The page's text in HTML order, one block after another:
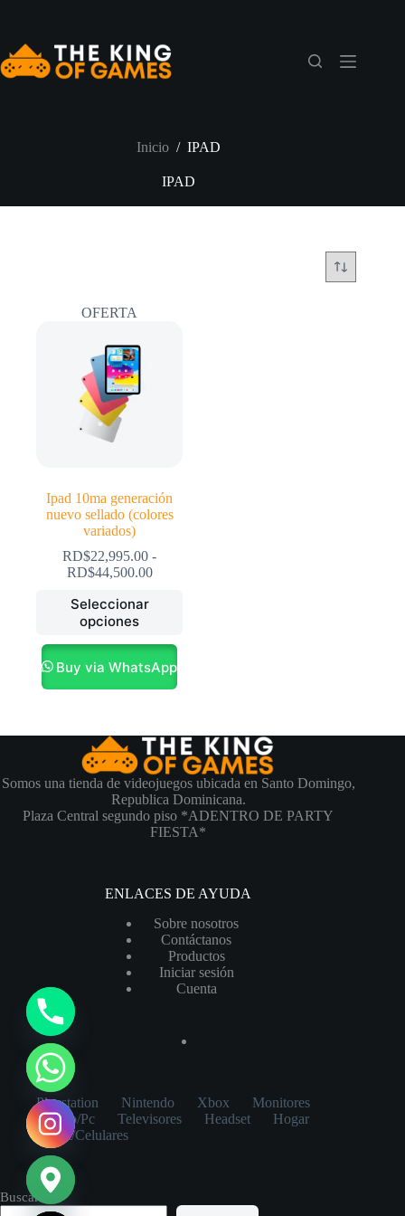
Inicio / IPAD
IPAD
OFERTA
Ipad 10ma generación
nuevo sellado (colores
variados)
RD$22,995.00 -
RD$44,500.00Rango
hasta
RD$44,500.00
Seleccionar
opciones
Este
producto
tiene
múltiples
variantes.
opciones
elegir
en
la
página
de
producto
Buy via WhatsApp
Somos una tienda de videojuegos ubicada en Santo Domingo,
Republica Dominicana.
Plaza Central segundo piso *ADENTRO DE PARTY
FIESTA*
ENLACES DE AYUDA
Sobre nosotros
Contáctanos
Productos
Iniciar sesión
Cuenta
Playstation Nintendo Xbox
Monitores
Laptop/Pc
Televisores Headset
Hogar
Tablet/Celulares
Buscar H
i
d
e
c
h
a
t
y